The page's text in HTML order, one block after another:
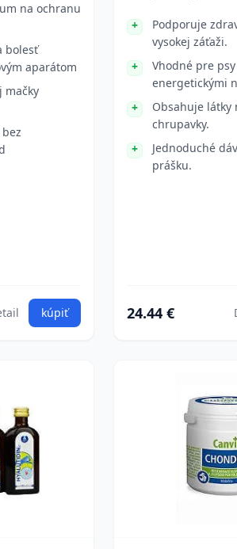
na ochranu
bolesť
aparátom
mačky
kúpiť
Podporuje
vysokej záťaži.
Vhodné pre
energetickými
Obsahuje látky
chrupavky.
Jednoduché
prášku.
24.44 €